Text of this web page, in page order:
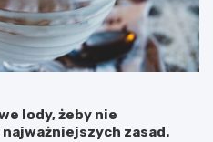
lody, żeby nie
zasad.